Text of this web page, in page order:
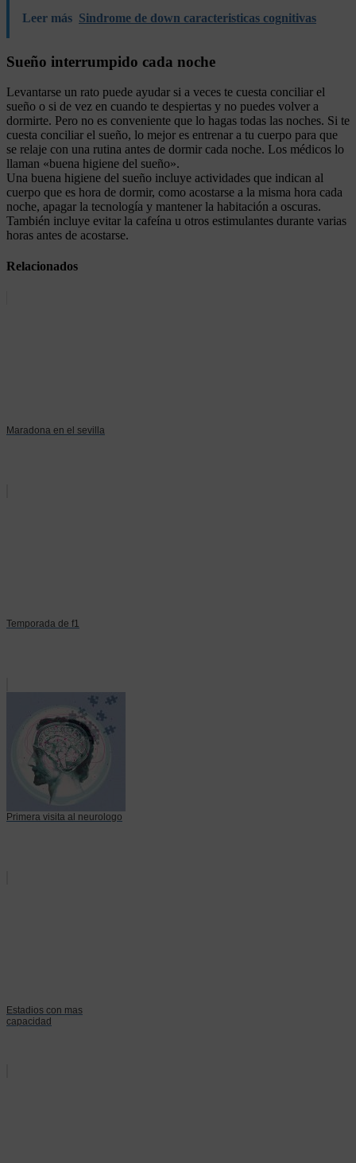
Leer más Sindrome de down caracteristicas cognitivas
Sueño interrumpido cada noche
Levantarse un rato puede ayudar si a veces te cuesta conciliar el
sueño o si de vez en cuando te despiertas y no puedes volver a
dormirte. Pero no es conveniente que lo hagas todas las noches. Si te
cuesta conciliar el sueño, lo mejor es entrenar a tu cuerpo para que
se relaje con una rutina antes de dormir cada noche. Los médicos lo
llaman «buena higiene del sueño».
Una buena higiene del sueño incluye actividades que indican al
cuerpo que es hora de dormir, como acostarse a la misma hora cada
noche, apagar la tecnología y mantener la habitación a oscuras.
También incluye evitar la cafeína u otros estimulantes durante varias
horas antes de acostarse.
Relacionados
Maradona en el sevilla
Temporada de f1
Primera visita al neurologo
Estadios con mas
capacidad